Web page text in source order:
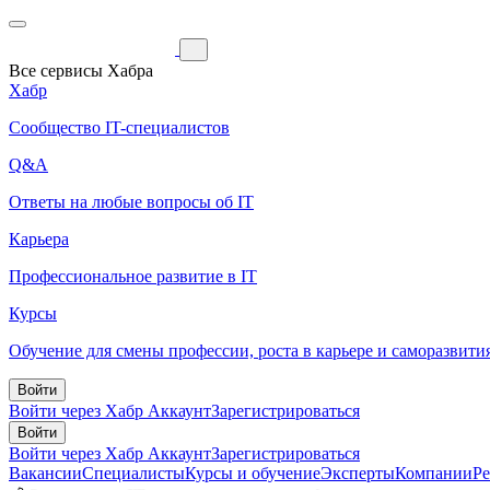
Все сервисы Хабра
Хабр
Сообщество IT-специалистов
Q&A
Ответы на любые вопросы об IT
Карьера
Профессиональное развитие в IT
Курсы
Обучение для смены профессии, роста в карьере и
Войти
Войти через Хабр АккаунтЗарегистрироваться
Войти
Войти через Хабр АккаунтЗарегистрироваться
ВакансииСпециалистыКурсы и обучениеЭкспертыКомпании